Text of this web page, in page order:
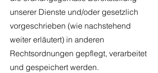
unserer Dienste und/oder gesetzlich
vorgeschrieben (wie nachstehend
weiter erläutert) in anderen
Rechtsordnungen gepflegt, verarbeitet
und gespeichert werden.